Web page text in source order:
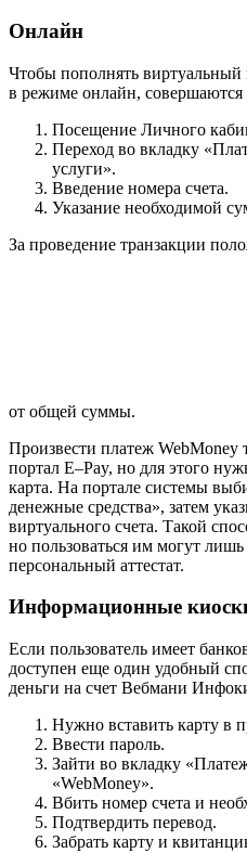
Онлайн
Чтобы пополнять виртуальный
в режиме онлайн, совершаются
Посещение Личного
Переход во вкладку
услуги».
Введение номера счета.
Указание необходимой
За проведение транзакции
от общей суммы.
Произвести платеж WebMoney
портал E–Pay, но для этого
карта. На портале системы
денежные средства», затем
виртуального счета. Такой
но пользоваться им могут
персональный аттестат.
Информационные
Если пользователь имеет
доступен еще один удобный
деньги на счет Вебмани
Нужно вставить карту в
Ввести пароль.
Зайти во вкладку
«WebMoney».
Вбить номер счета и
Подтвердить перевод.
Забрать карту и